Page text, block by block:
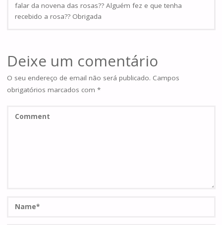
falar da novena das rosas?? Alguém fez e que tenha
recebido a rosa?? Obrigada
Deixe um comentário
O seu endereço de email não será publicado. Campos
obrigatórios marcados com *